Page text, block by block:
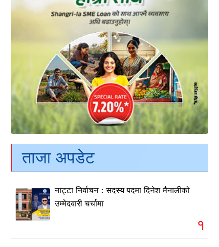
ताजा अपडेट
नाट्टा निर्वाचन : सदस्य पदमा दिनेश मैनालीको
उम्मेदवारी चर्चामा
१